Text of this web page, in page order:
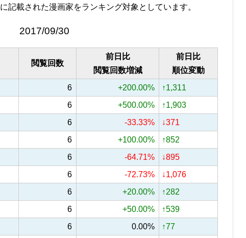
に記載された漫画家をランキング対象としています。
2017/09/30
閲覧回数
前日比
閲覧回数増減
前日比
順位変動
6 +200.00%
↑1,311
6 +500.00%
↑1,903
6 -33.33%
↓371
6 +100.00%
↑852
6 -64.71%
↓895
6 -72.73%
↓1,076
6 +20.00%
↑282
6 +50.00%
↑539
6 0.00%
↑77